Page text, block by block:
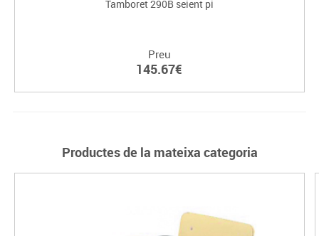
Tamboret 290B seient pi
Preu
145.67€
Productes de la mateixa categoria